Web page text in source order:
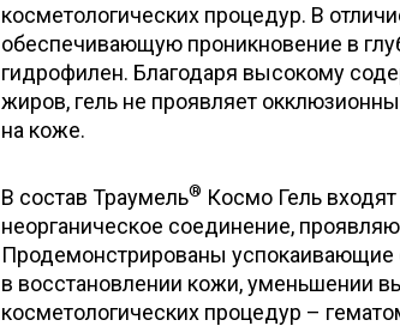
косметологических процедур. В
обеспечивающую проникновение в
гидрофилен. Благодаря высокому
жиров, гель не проявляет
на коже.
В состав Траумель® Космо Гель
неорганическое соединение,
Продемонстрированы успокаивающие
в восстановлении кожи, уменьшении
косметологических процедур –